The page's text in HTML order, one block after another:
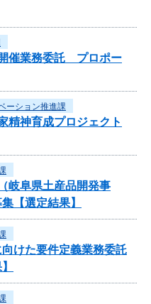
催業務委託 プロポー
ーション推進課
精神育成プロジェクト
岐阜県土産品開発事
【選定結果】
けた要件定義業務委託